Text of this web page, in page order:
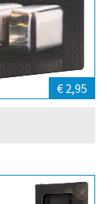
€ 2,95